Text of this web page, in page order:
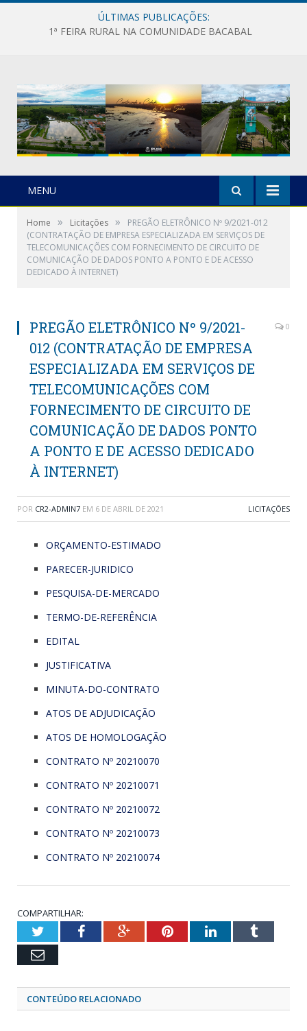
ÚLTIMAS PUBLICAÇÕES:
1ª FEIRA RURAL NA COMUNIDADE BACABAL
MENU
Home » Licitações »
PREGÃO ELETRÔNICO Nº 9/2021-012
(CONTRATAÇÃO DE EMPRESA ESPECIALIZADA EM SERVIÇOS DE
TELECOMUNICAÇÕES COM FORNECIMENTO DE CIRCUITO DE
COMUNICAÇÃO DE DADOS PONTO A PONTO E DE ACESSO
DEDICADO À INTERNET)
PREGÃO ELETRÔNICO Nº 9/2021-
012 (CONTRATAÇÃO DE EMPRESA
ESPECIALIZADA EM SERVIÇOS DE
TELECOMUNICAÇÕES COM
FORNECIMENTO DE CIRCUITO DE
COMUNICAÇÃO DE DADOS PONTO
A PONTO E DE ACESSO DEDICADO
À INTERNET)
0
POR CR2-ADMIN7 EM 6 DE ABRIL DE 2021 LICITAÇÕES
ORÇAMENTO-ESTIMADO
PARECER-JURIDICO
PESQUISA-DE-MERCADO
TERMO-DE-REFERÊNCIA
EDITAL
JUSTIFICATIVA
MINUTA-DO-CONTRATO
ATOS DE ADJUDICAÇÃO
ATOS DE HOMOLOGAÇÃO
CONTRATO Nº 20210070
CONTRATO Nº 20210071
CONTRATO Nº 20210072
CONTRATO Nº 20210073
CONTRATO Nº 20210074
COMPARTILHAR:
TwitterFacebookGoogle+PinterestLinkedInTumblr
Email
CONTEÚDO RELACIONADO